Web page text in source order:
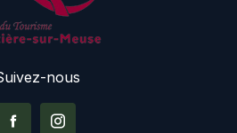
nous